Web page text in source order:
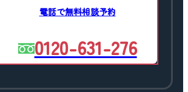
電話で無料相談予約
0120-631-276